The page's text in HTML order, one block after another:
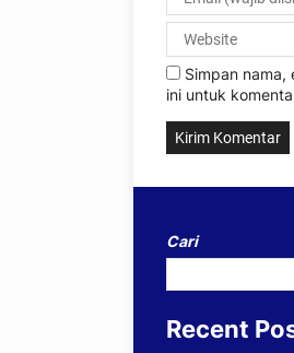
Simpan
ini untuk
Cari
Recent